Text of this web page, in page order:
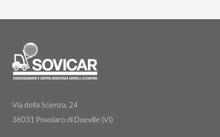
Via della Scienza, 24
36031 Povolaro di Dueville (VI)